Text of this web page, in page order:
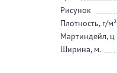
Рисунок
Плотность, г/м²
Мартиндейл, ц
Ширина, м.